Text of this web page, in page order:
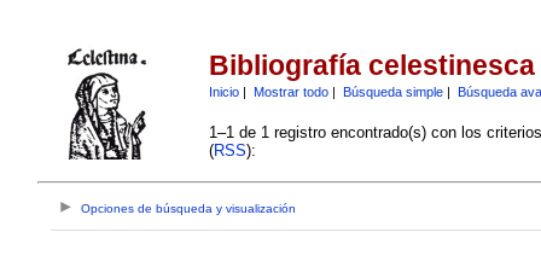
Bibliografía celestinesca
Inicio| Mostrar todo| Búsqueda simple| Búsqueda
1–1 de 1 registro encontrado(s) con los
(RSS):
Opciones de búsqueda y visualización